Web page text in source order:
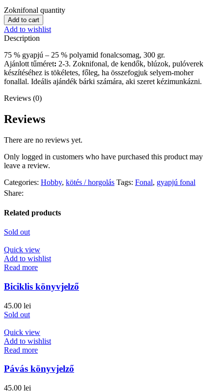
Zoknifonal quantity
Add to cart
Add to wishlist
Description
75 % gyapjú – 25 % polyamid fonalcsomag, 300 gr.
Ajánlott tűméret: 2-3. Zoknifonal, de kendők, blúzok, pulóverek
készítéséhez is tökéletes, főleg, ha összefogjuk selyem-moher
fonallal. Ideális ajándék bárki számára, aki szeret kézimunkázni.
Reviews (0)
Reviews
There are no reviews yet.
Only logged in customers who have purchased this product may
leave a review.
Categories: Hobby, kötés / horgolás Tags: Fonal, gyapjú fonal
Share:
Related products
Sold out
Quick view
Add to wishlist
Read more
Biciklis könyvjelző
45.00 lei
Sold out
Quick view
Add to wishlist
Read more
Pávás könyvjelző
45.00 lei